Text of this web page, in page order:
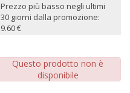
Prezzo più basso negli ultimi
30 giorni dalla promozione:
9.60 €
Questo prodotto non è
disponibile